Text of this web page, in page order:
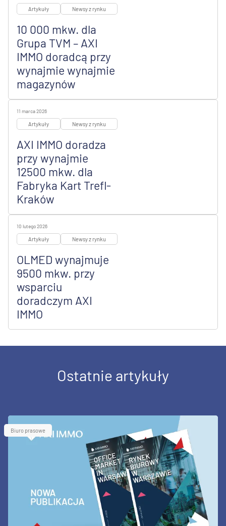
Artykuły Newsy z rynku
10 000 mkw. dla
Grupa TVM – AXI
IMMO doradcą przy
wynajmie wynajmie
magazynów
11 marca 2026
Artykuły Newsy z rynku
AXI IMMO doradza
przy wynajmie
12500 mkw. dla
Fabryka Kart Trefl-
Kraków
10 lutego 2026
Artykuły Newsy z rynku
OLMED wynajmuje
9500 mkw. przy
wsparciu
doradczym AXI
IMMO
Ostatnie artykuły
Biuro prasowe